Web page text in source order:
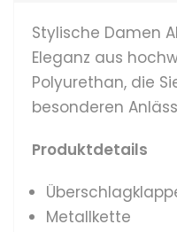
Stylische Damen
Eleganz aus
Polyurethan, die
besonderen
Produktdetails
Metallkette